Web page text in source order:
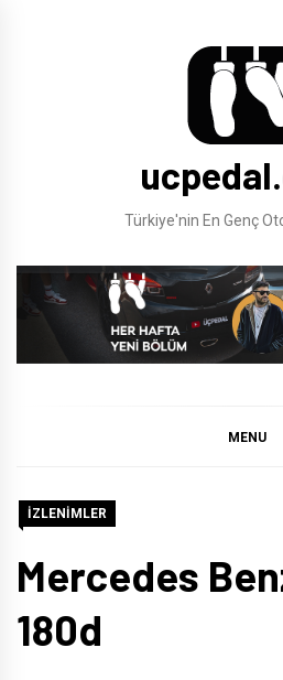
Türkiye'nin En Genç
MENU
İZLENİMLER
Mercedes
180d